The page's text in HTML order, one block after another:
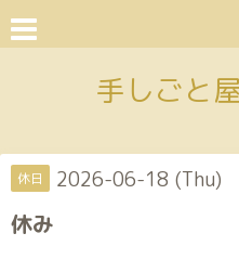
手しごと
休日 2026-06-18 (Thu)
休み